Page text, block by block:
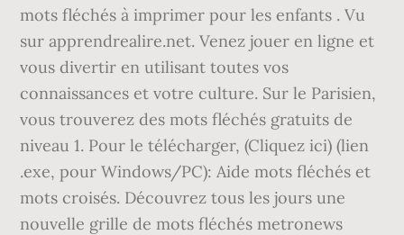
mots fléchés à imprimer pour les enfants . Vu
sur apprendrealire.net. Venez jouer en ligne et
vous divertir en utilisant toutes vos
connaissances et votre culture. Sur le Parisien,
vous trouverez des mots fléchés gratuits de
niveau 1. Pour le télécharger, (Cliquez ici) (lien
.exe, pour Windows/PC): Aide mots fléchés et
mots croisés. Découvrez tous les jours une
nouvelle grille de mots fléchés metronews